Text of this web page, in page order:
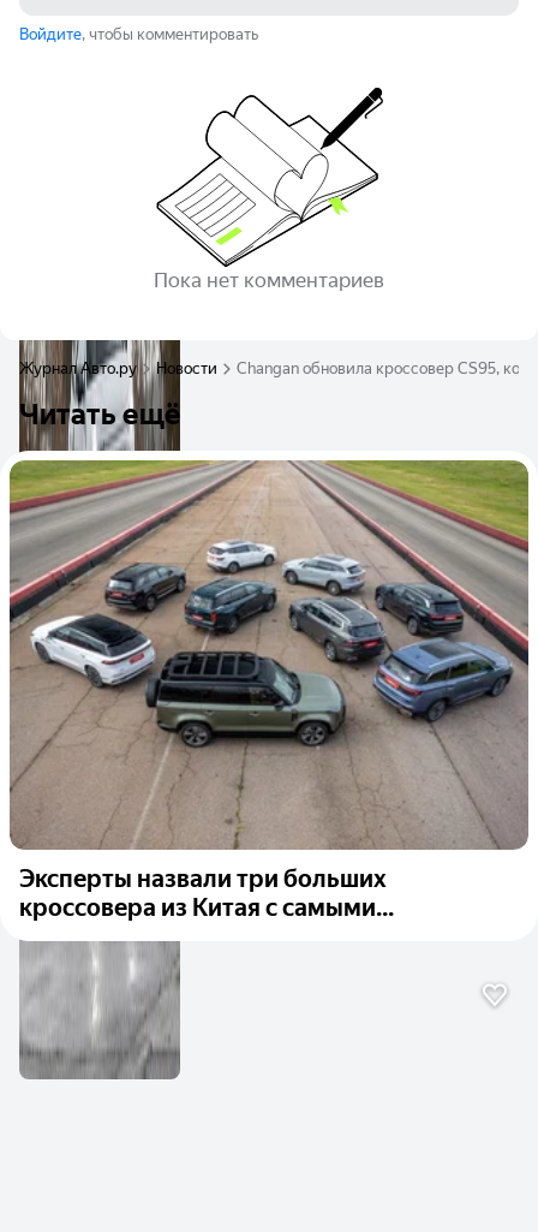
Войдите, чтобы комментировать
Пока нет комментариев
Журнал Авто.ру Новости Changan обновила кроссовер CS95,
Читать ещё
Эксперты назвали три больших
кроссовера из Китая с самыми...